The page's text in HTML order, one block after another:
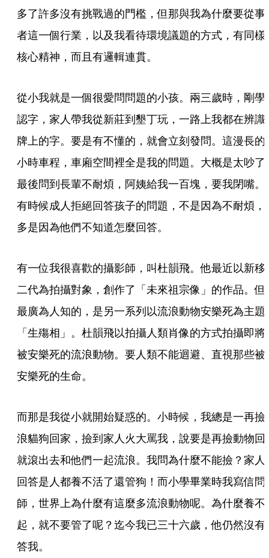
多了許多沒有挑戰過的門檻，但那與我為什麼要從事
者這一個行業，以及我看待環境議題的方式，有同樣
核心精神，而且有邏輯連貫。
從小我就是一個很愛問問題的小孩。兩三歲時，剛學
認字，家人帶我從新莊到墾丁玩，一路上我都在辨識
牌上的字。要是有不懂的，就會立刻發問。這漫長的
小時車程，車廂空間裡全是我的問題。大概是太吵了
最後問到長輩不耐煩，阿姨給我一百塊，要我閉嘴。
有時候成人拒絕回答孩子的問題，不是因為不耐煩，
多是因為他們不知道怎麼回答。
有一位我很喜歡的攝影師，叫杜韻飛。他最近以新移
二代為拍攝對象，創作了「未來祖宗像」的作品。但
最廣為人知的，是另一系列以流浪動物安樂死為主題
「生殤相」。杜韻飛以拍攝人類肖像的方式拍攝即將
被安樂死的流浪動物。要人類不能迴避、直視那些被
安樂死的生命。
而那是我從小就開始疑惑的。小時候，我總是一再撿
浪貓狗回家，撿到家人火大罵我，說要是再撿動物回
就滾出去和他們一起流浪。我問為什麼不能撿？家人
回答是人都養不活了還管狗！而小學畢業時我寫信問
師，世界上為什麼有這麼多流浪動物呢。為什麼養不
起，就不要管了呢？迄今我已三十六歲，他仍然沒有
答我。